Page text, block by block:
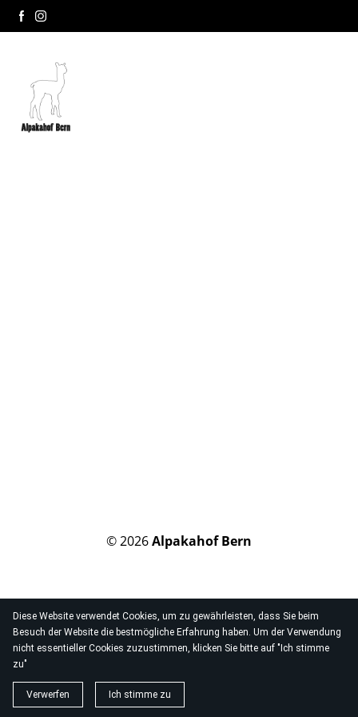
Diese Website verwendet Cookies, um zu gewährleisten, dass Sie beim
Besuch der Website die bestmögliche Erfahrung haben. Um der Verwendung
nicht essentieller Cookies zuzustimmen, klicken Sie bitte auf "Ich stimme
zu"
Verwerfen Ich stimme zu
© 2026Alpakahof Bern